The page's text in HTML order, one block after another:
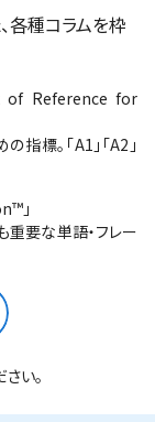
各種コラムを枠
of Reference for
標。「A1」「A2」
」
重要な単語・フレー
い。